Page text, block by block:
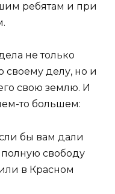
ребятам и при
не только
своему делу, но и
свою землю. И
то большем:
бы вам дали
свободу
в Красном